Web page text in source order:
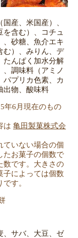
産、米国産）、
を含む）、コチュ
、砂糖、魚介エキ
む）、みりん、デ
たんぱく加水分解
調味料（アミノ
パプリカ色素、カ
出物、酸味料
年6月現在のもの
は 亀田製菓株式会
ていない場合の個
たお菓子の個数で
数です。大きさの
子によっては個数
す。
、サバ、大豆、ゼ